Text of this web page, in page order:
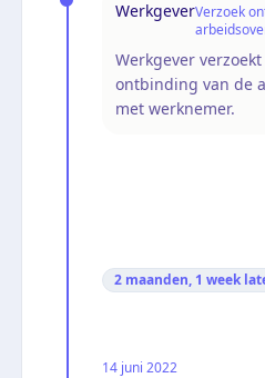
WerkgeverVerzoek
Werkgever
ontbinding van de
met werknemer.
2 maanden, 1 week
14 juni 2022